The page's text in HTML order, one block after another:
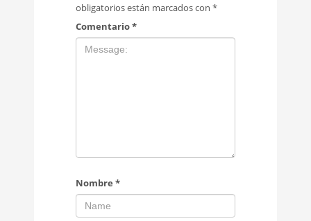
obligatorios están marcados con *
Comentario*
Nombre *